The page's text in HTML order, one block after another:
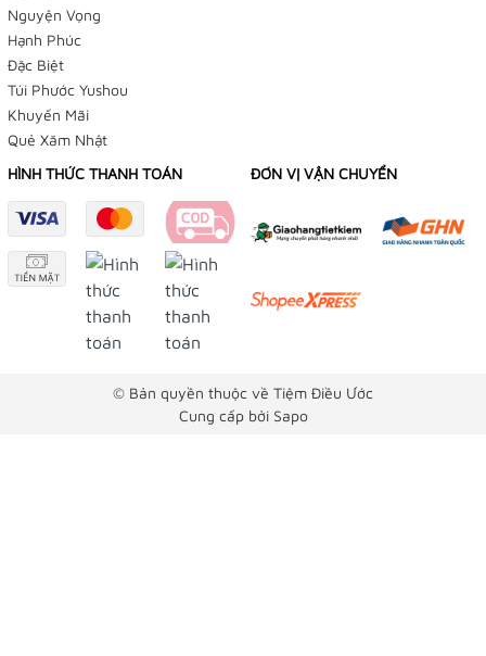
Nguyện Vọng
Hạnh Phúc
Đặc Biệt
Túi Phước Yushou
Khuyến Mãi
Quẻ Xăm Nhật
HÌNH THỨC THANH TOÁN ĐƠN VỊ VẬN CHUYỂN
© Bản quyền thuộc về Tiệm Điều Ước
Cung cấp bởi Sapo